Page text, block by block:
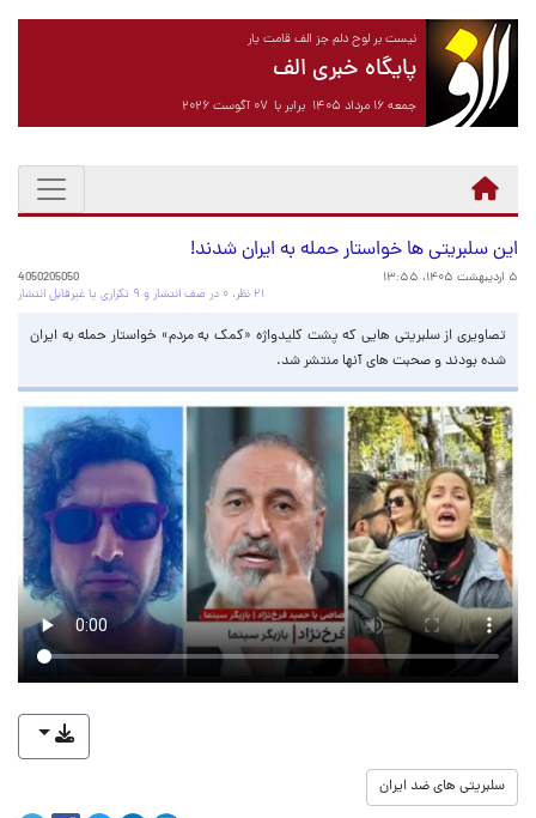
نیست بر لوح دلم جز الف قامت یار
پایگاه خبری الف
جمعه ۱۶ مرداد ۱۴۰۵ برابر با ۰۷ آگوست ۲۰۲۶
این سلبریتی ها خواستار حمله به ایران شدند!
۵ اردیبهشت ۱۴۰۵، ۱۳:۵۵
4050205050
۲۱ نظر، ۰ در صف انتشار و ۹ تکراری یا غیرقابل انتشار
تصاویری از سلبریتی هایی که پشت کلیدواژه «کمک به مردم» خواستار حمله به ایران
شده بودند و صحبت های آنها منتشر شد.
سلبریتی های ضد ایران